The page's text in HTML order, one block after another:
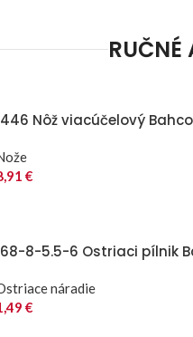
RUČNÉ
Nôž viacúčelový Bahco
€
8-5.5-6 Ostriaci pílnik
náradie
€